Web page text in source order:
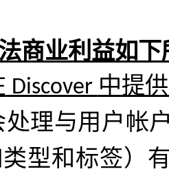
商业利益如下
Discover 中提
处理与用户帐
类型和标签）